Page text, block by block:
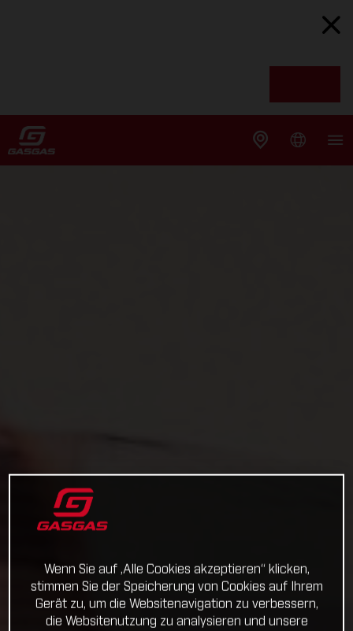
Wenn Sie auf „Alle Cookies akzeptieren“ klicken,
stimmen Sie der Speicherung von Cookies auf Ihrem
Gerät zu, um die Websitenavigation zu verbessern,
die Websitenutzung zu analysieren und unsere